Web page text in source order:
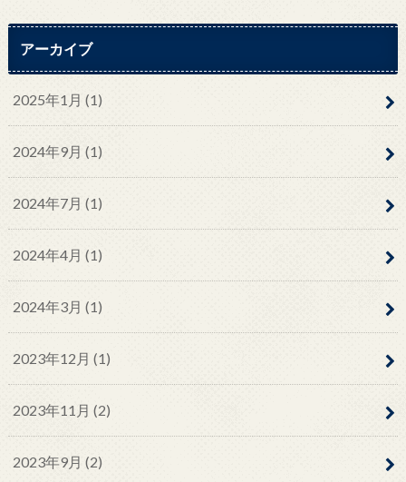
アーカイブ
2025年1月 (1)
2024年9月 (1)
2024年7月 (1)
2024年4月 (1)
2024年3月 (1)
2023年12月 (1)
2023年11月 (2)
2023年9月 (2)